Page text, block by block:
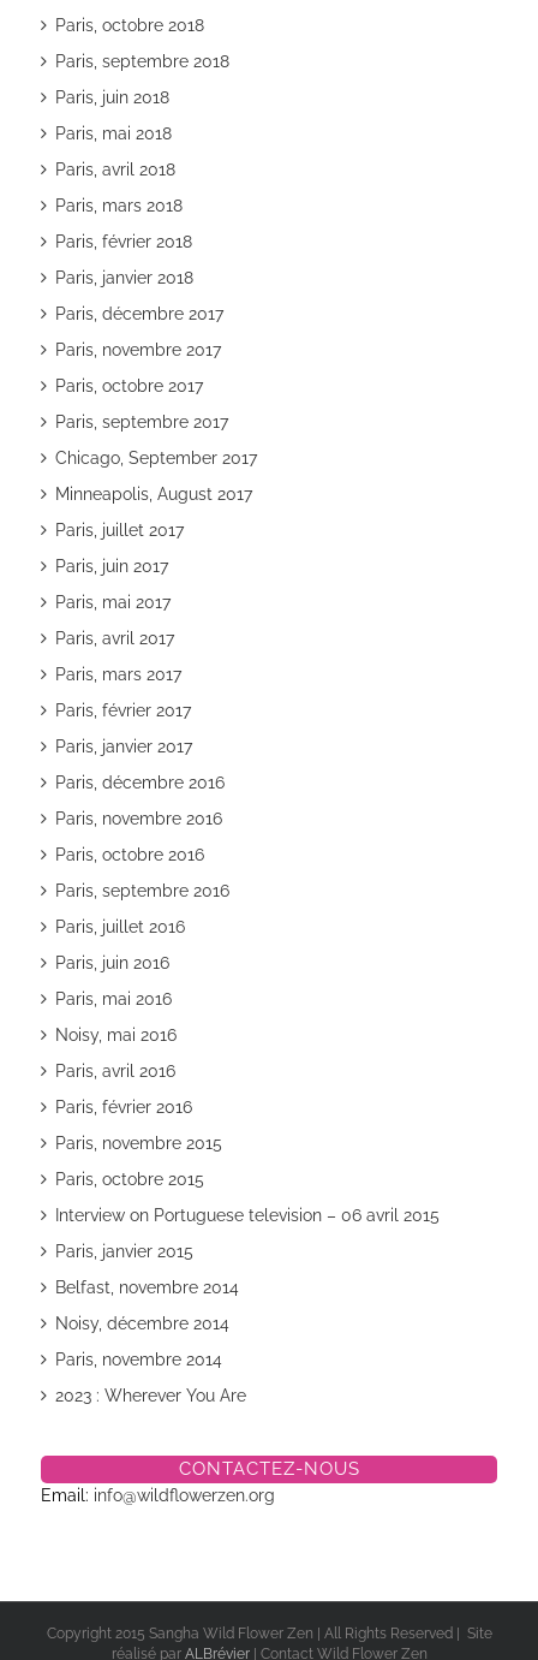
Paris, octobre 2018
Paris, septembre 2018
Paris, juin 2018
Paris, mai 2018
Paris, avril 2018
Paris, mars 2018
Paris, février 2018
Paris, janvier 2018
Paris, décembre 2017
Paris, novembre 2017
Paris, octobre 2017
Paris, septembre 2017
Chicago, September 2017
Minneapolis, August 2017
Paris, juillet 2017
Paris, juin 2017
Paris, mai 2017
Paris, avril 2017
Paris, mars 2017
Paris, février 2017
Paris, janvier 2017
Paris, décembre 2016
Paris, novembre 2016
Paris, octobre 2016
Paris, septembre 2016
Paris, juillet 2016
Paris, juin 2016
Paris, mai 2016
Noisy, mai 2016
Paris, avril 2016
Paris, février 2016
Paris, novembre 2015
Paris, octobre 2015
Interview on Portuguese television – 06 avril 2015
Paris, janvier 2015
Belfast, novembre 2014
Noisy, décembre 2014
Paris, novembre 2014
2023 : Wherever You Are
CONTACTEZ-NOUS
Email: info@wildflowerzen.org
Copyright 2015 Sangha Wild Flower Zen | All Rights Reserved | Site
réalisé par ALBrévier | Contact Wild Flower Zen